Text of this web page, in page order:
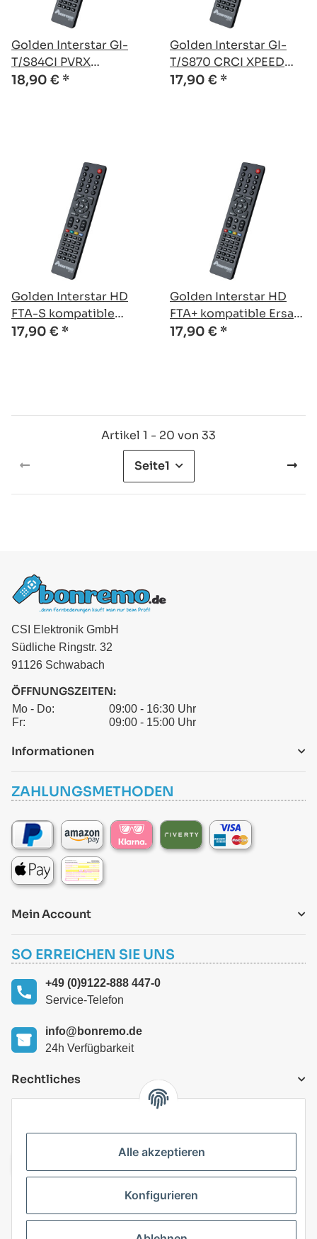
Golden Interstar GI-
T/S84CI PVRX
kompatible Ersatz
18,90 € *
Golden Interstar GI-
T/S870 CRCI XPEED
kompatible Ersatz
17,90 € *
Golden Interstar HD
FTA-S kompatible
Ersatz Fernbedienung
17,90 € *
Golden Interstar HD
FTA+ kompatible Ersatz
Fernbedienung
17,90 € *
Artikel 1 - 20 von 33
Seite1
CSI Elektronik GmbH
Südliche Ringstr. 32
91126 Schwabach
ÖFFNUNGSZEITEN:
Mo - Do:
09:00 - 16:30 Uhr
Fr:
09:00 - 15:00 Uhr
Informationen
ZAHLUNGSMETHODEN
Mein Account
SO ERREICHEN SIE UNS
+49 (0)9122-888 447-0
Service-Telefon
info@bonremo.de
24h Verfügbarkeit
Rechtliches
Alle akzeptieren
Konfigurieren